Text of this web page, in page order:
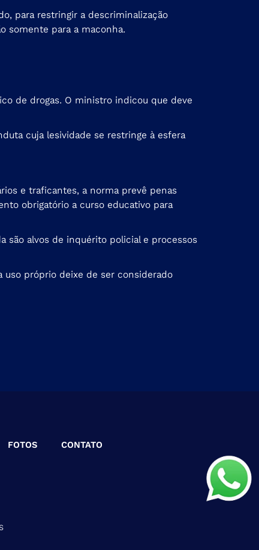
para restringir a descriminalização
somente para a maconha.
de drogas. O ministro indicou que deve
cuja lesividade se restringe à esfera
e traficantes, a norma prevê penas
obrigatório a curso educativo para
são alvos de inquérito policial e processos
próprio deixe de ser considerado
FOTOS CONTATO